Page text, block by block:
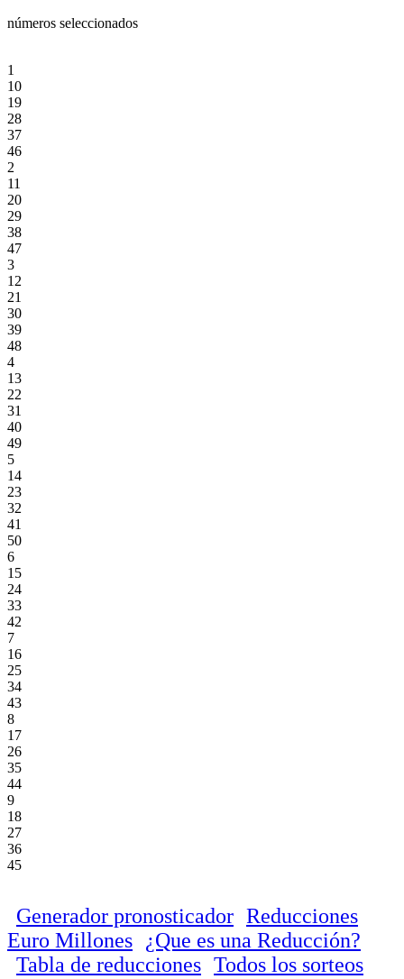
números seleccionados
1
10
19
28
37
46
2
11
20
29
38
47
3
12
21
30
39
48
4
13
22
31
40
49
5
14
23
32
41
50
6
15
24
33
42
7
16
25
34
43
8
17
26
35
44
9
18
27
36
45
Generador pronosticador Reducciones
Euro Millones
¿Que es una Reducción?
Tabla de reducciones Todos los sorteos